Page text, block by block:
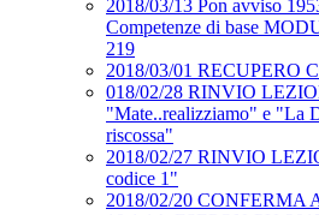
2018/03/13 Pon avviso
Competenze di base
219
2018/03/01 RECUPERO
018/02/28 RINVIO
"Mate..realizziamo" e "La
riscossa"
2018/02/27 RINVIO
codice 1"
2018/02/20